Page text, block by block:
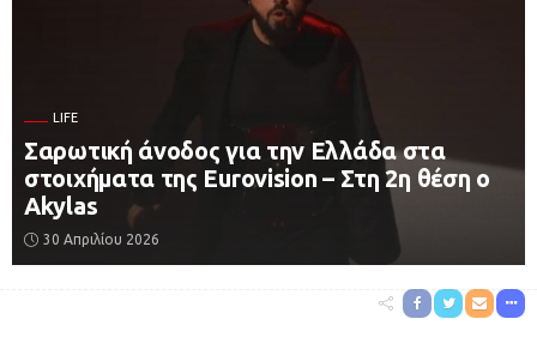
LIFE
Σαρωτική άνοδος για την Ελλάδα στα
στοιχήματα της Eurovision – Στη 2η θέση ο
Akylas
30 Απριλίου 2026